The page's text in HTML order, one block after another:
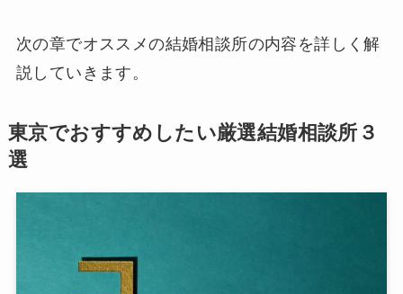
次の章でオススメの結婚相談所の内容を詳しく解
説していきます。
東京でおすすめしたい厳選結婚相談所３
選